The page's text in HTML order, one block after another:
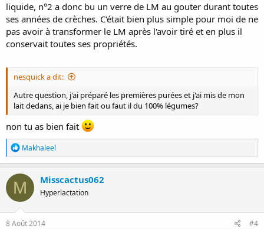
liquide, n°2 a donc bu un verre de LM au gouter durant toutes
ses années de crèches. C'était bien plus simple pour moi de ne
pas avoir à transformer le LM après l'avoir tiré et en plus il
conservait toutes ses propriétés.
nesquick a dit:
Autre question, j'ai préparé les premières purées et j'ai mis de mon
lait dedans, ai je bien fait ou faut il du 100% légumes?
non tu as bien fait
R
é
a
c
t
i
o
n
s
Makhaleel
M Misscactus062
Hyperlactation
8 Août 2014 #4